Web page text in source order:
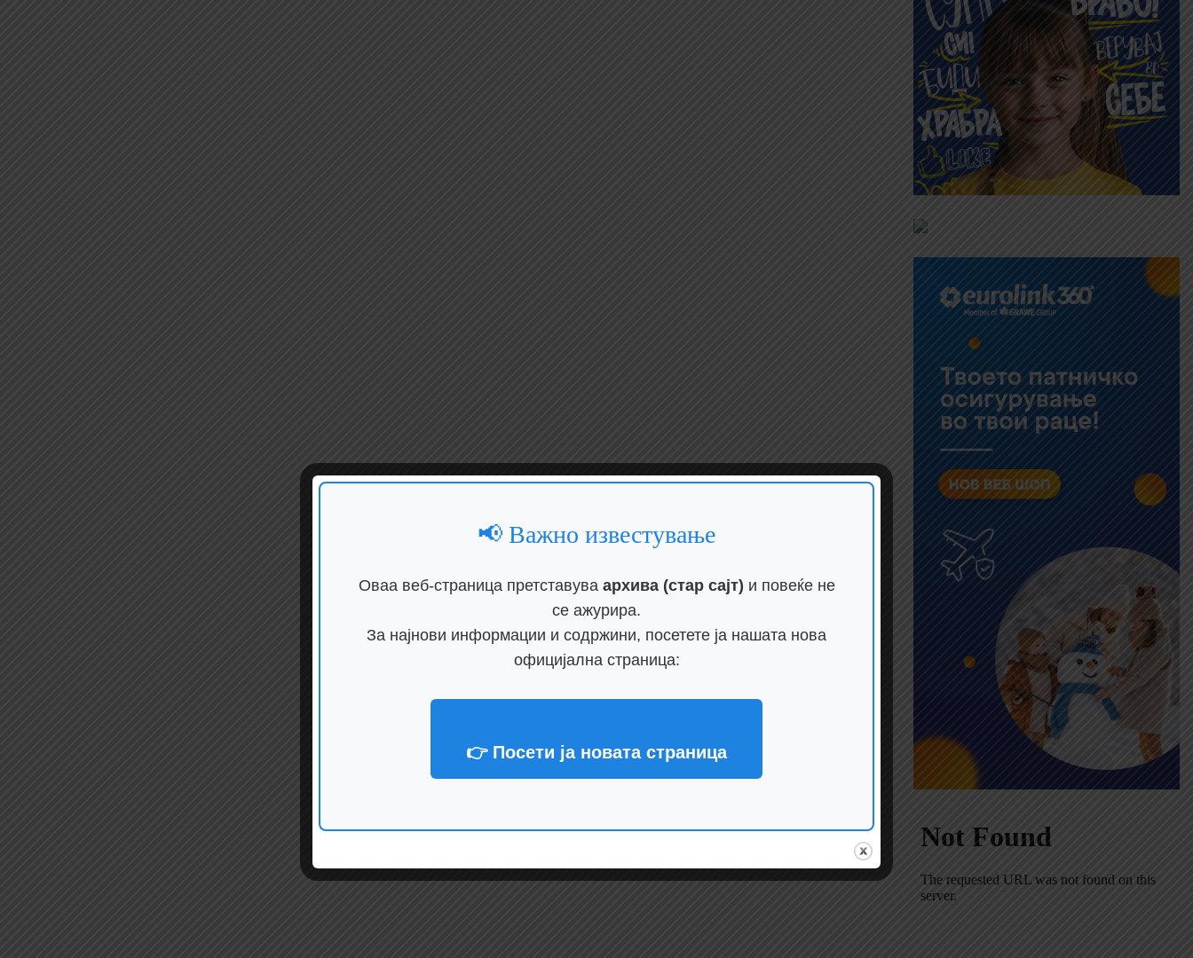
📢 Важно известување
Оваа веб-страница претставува архива (стар сајт) и повеќе не
се ажурира.
За најнови информации и содржини, посетете ја нашата нова
официјална страница:
👉 Посети ја новата страница